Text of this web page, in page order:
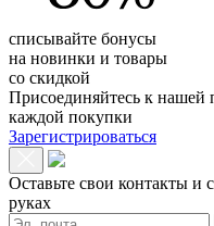
списывайте бонусы
на новинки и товары
со скидкой
Присоединяйтесь к нашей
каждой покупки
Зарегистрироваться
Оставьте свои контакты и
руках